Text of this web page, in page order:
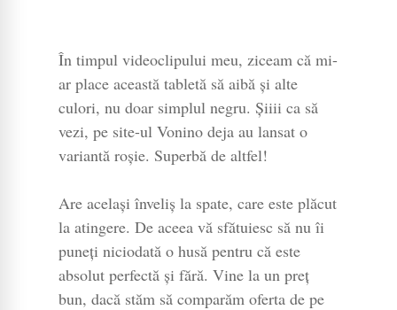
În timpul videoclipului meu, ziceam că mi-
ar place această tabletă să aibă și alte
culori, nu doar simplul negru. Șiiii ca să
vezi, pe site-ul Vonino deja au lansat o
variantă roșie. Superbă de altfel!
Are același înveliș la spate, care este plăcut
la atingere. De aceea vă sfătuiesc să nu îi
puneți niciodată o husă pentru că este
absolut perfectă și fără. Vine la un preț
bun, dacă stăm să comparăm oferta de pe